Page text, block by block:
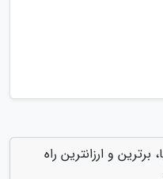
برترین و ارزانترین راه